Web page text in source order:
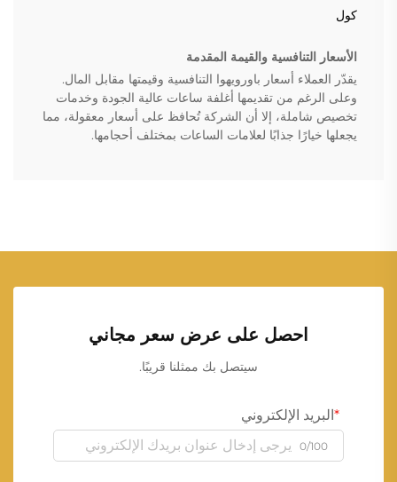
كول
الأسعار التنافسية والقيمة المقدمة
يقدّر العملاء أسعار باورويهوا التنافسية وقيمتها مقابل المال.
وعلى الرغم من تقديمها أغلفة ساعات عالية الجودة وخدمات
تخصيص شاملة، إلا أن الشركة تُحافظ على أسعار معقولة، مما
يجعلها خيارًا جذابًا لعلامات الساعات بمختلف أحجامها.
احصل على عرض سعر مجاني
سيتصل بك ممثلنا قريبًا.
البريد الإلكتروني
0/100